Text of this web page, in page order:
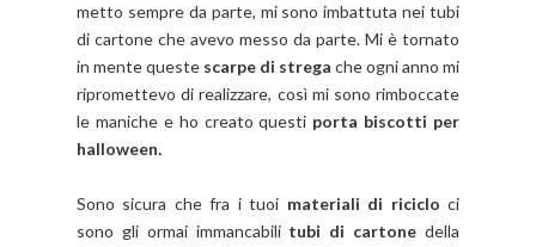
metto sempre da parte, mi sono imbattuta nei tubi
di cartone che avevo messo da parte. Mi è tornato
in mente queste scarpe di strega che ogni anno mi
ripromettevo di realizzare, così mi sono rimboccate
le maniche e ho creato questi porta biscotti per
halloween.
Sono sicura che fra i tuoi materiali di riciclo ci
sono gli ormai immancabili tubi di cartone della